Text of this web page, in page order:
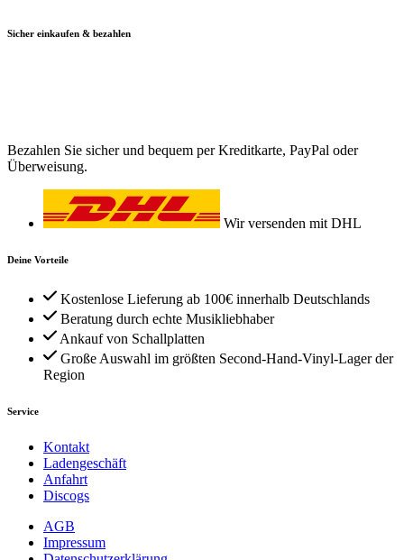
Sicher einkaufen & bezahlen
Bezahlen Sie sicher und bequem per Kreditkarte, PayPal oder
Überweisung.
Wir versenden mit DHL
Deine Vorteile
Kostenlose Lieferung ab 100€ innerhalb Deutschlands
Beratung durch echte Musikliebhaber
Ankauf von Schallplatten
Große Auswahl im größten Second-Hand-Vinyl-Lager der
Region
Service
Kontakt
Ladengeschäft
Anfahrt
Discogs
AGB
Impressum